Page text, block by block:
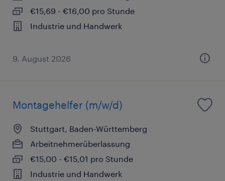
€15,69 - €16,00 pro Stunde
Industrie und Handwerk
9. August 2026
Montagehelfer (m/w/d)
Stuttgart, Baden-Württemberg
Arbeitnehmerüberlassung
€15,00 - €15,01 pro Stunde
Industrie und Handwerk